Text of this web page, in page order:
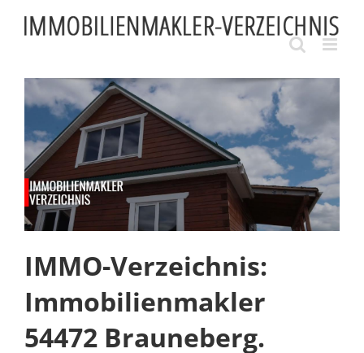
content
IMMO-Verzeichnis:
Immobilienmakler
54472 Brauneberg.